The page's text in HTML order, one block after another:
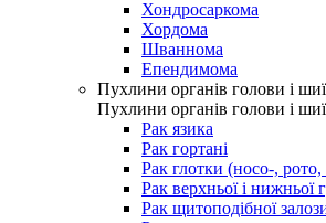
Хондросаркома
Хордома
Шваннома
Епендимома
Пухлини органів голови і шиї
Пухлини органів голови і шиї
Рак язика
Рак гортані
Рак глотки (носо-, рото,
Рак верхньої і нижньої
Рак щитоподібної